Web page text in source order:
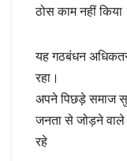
ठोस काम नहीं किया।
यह गठबंधन
रहा।
अपने पिछड़े समाज
जनता से जोड़ने वाले
रहे